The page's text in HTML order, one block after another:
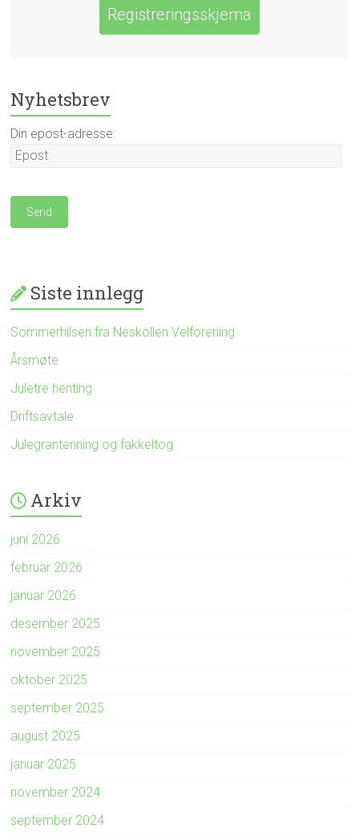
Registreringsskjema
Nyhetsbrev
Din epost-adresse:
Siste innlegg
Sommerhilsen fra Neskollen Velforening
Årsmøte
Juletre henting
Driftsavtale
Julegrantenning og fakkeltog
Arkiv
juni 2026
februar 2026
januar 2026
desember 2025
november 2025
oktober 2025
september 2025
august 2025
januar 2025
november 2024
september 2024